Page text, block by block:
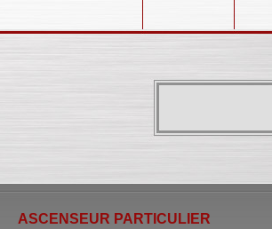
ASCENSEUR PARTICULIER